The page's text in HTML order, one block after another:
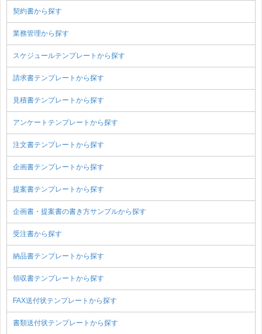
契約書から探す
業務管理から探す
スケジュールテンプレートから探す
請求書テンプレートから探す
見積書テンプレートから探す
アンケートテンプレートから探す
注文書テンプレートから探す
企画書テンプレートから探す
提案書テンプレートから探す
企画書・提案書の書き方サンプルから探す
受注書から探す
納品書テンプレートから探す
領収書テンプレートから探す
FAX送付状テンプレートから探す
書類送付状テンプレートから探す